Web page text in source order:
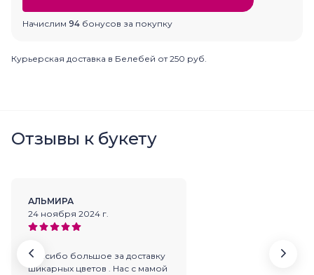
Начислим 94 бонусов за покупку
Курьерская доставка в Белебей от 250 руб.
Отзывы к букету
АЛЬМИРА
24 ноября 2024 г.
Спасибо большое за доставку
шикарных цветов . Нас с мамой